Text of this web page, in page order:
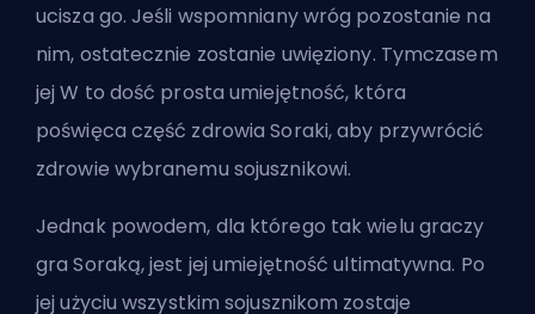
ucisza go. Jeśli wspomniany wróg pozostanie na
nim, ostatecznie zostanie uwięziony. Tymczasem
jej W to dość prosta umiejętność, która
poświęca część zdrowia Soraki, aby przywrócić
zdrowie wybranemu sojusznikowi.
Jednak powodem, dla którego tak wielu graczy
gra Soraką, jest jej umiejętność ultimatywna. Po
jej użyciu wszystkim sojusznikom zostaje